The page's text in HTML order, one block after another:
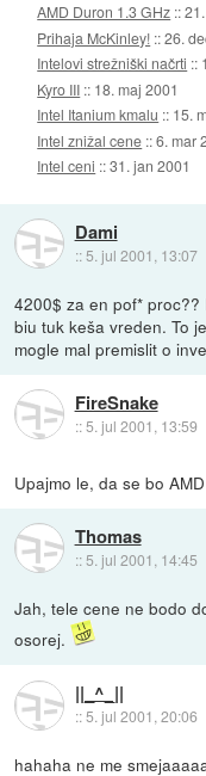
AMD Duron 1.3 GHz ::
Prihaja McKinley! ::26.
Intelovi strežniški načrti ::
Kyro III :: 18. maj 2001
Intel Itanium kmalu :: 15.
Intel znižal cene ::6. mar
Intel ceni ::31. jan 2001
Dami
:: 5. jul 2001, 13:07
4200$ za en pof*
biu tuk keša vreden. To
mogle mal premislit o
FireSnake
::5. jul 2001, 13:59
Upajmo le, da se bo
Thomas
:: 5. jul 2001, 14:45
Jah, tele cene ne bodo
osorej.
||_^_||
::5. jul 2001, 20:06
hahaha ne me